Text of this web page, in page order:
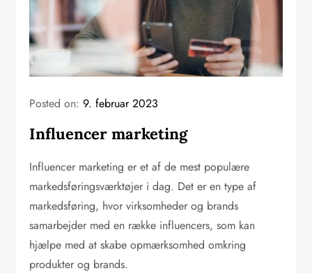
Posted on:9. februar 2023
Influencer marketing
Influencer marketing er et af de mest populære
markedsføringsværktøjer i dag. Det er en type af
markedsføring, hvor virksomheder og brands
samarbejder med en række influencers, som kan
hjælpe med at skabe opmærksomhed omkring
produkter og brands.